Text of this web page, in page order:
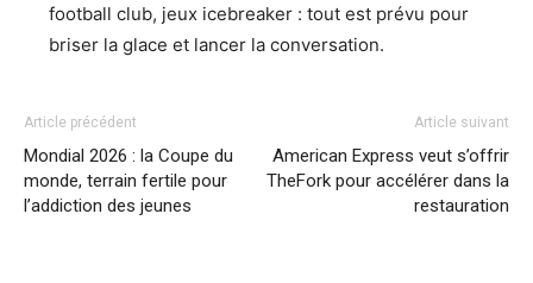
football club, jeux icebreaker : tout est prévu pour
briser la glace et lancer la conversation.
Article précédent
Mondial 2026 : la Coupe du
monde, terrain fertile pour
l’addiction des jeunes
Article suivant
American Express veut s’offrir
TheFork pour accélérer dans la
restauration